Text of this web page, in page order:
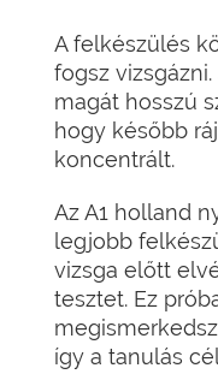
A felkészülés
fogsz
magát hosszú
hogy később
koncentrált.
Az A1 holland
legjobb
vizsga előtt
tesztet. Ez
így a tanulás